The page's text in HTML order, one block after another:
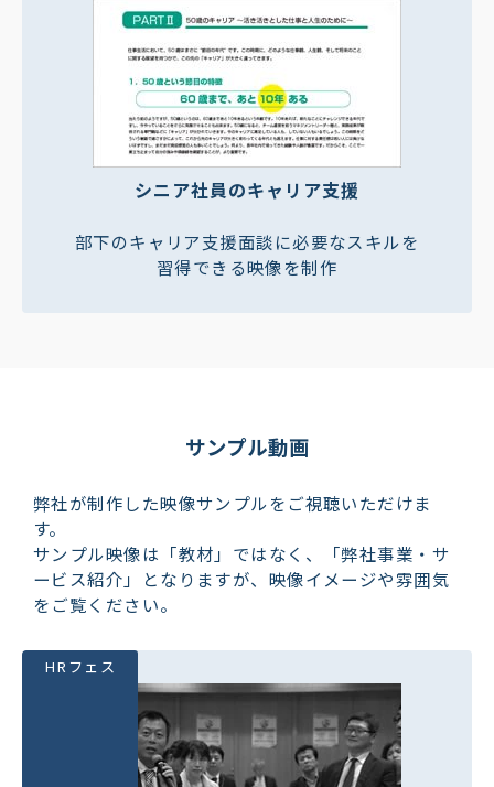
シニア社員のキャリア支援
部下のキャリア支援面談に必要なスキルを
習得できる映像を制作
サンプル動画
弊社が制作した映像サンプルをご視聴いただけま
す。
サンプル映像は「教材」ではなく、「弊社事業・サ
ービス紹介」となりますが、映像イメージや雰囲気
をご覧ください。
HRフェス